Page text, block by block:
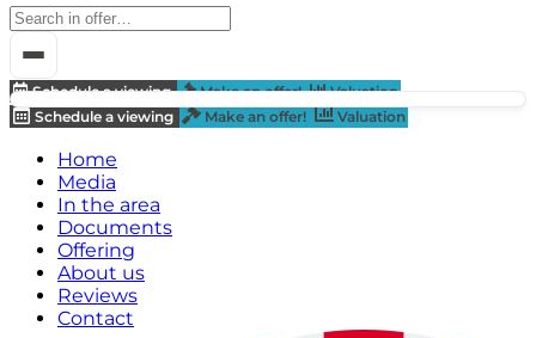
Schedule a viewing Make an offer!
Valuation
Schedule a viewing
Make an offer! Valuation
Home
Media
In the area
Documents
Offering
About us
Reviews
Contact